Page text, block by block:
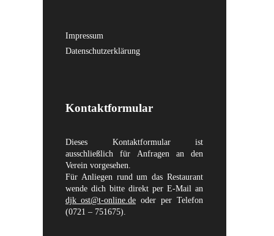
Impressum
Datenschutzerklärung
Kontaktformular
Dieses Kontaktformular ist
ausschließlich für Anfragen an den
Verein vorgesehen.
Für Anliegen rund um das Restaurant
wende dich bitte direkt per E-Mail an
djk_ost@t-online.de oder per Telefon
(0721 – 751675).